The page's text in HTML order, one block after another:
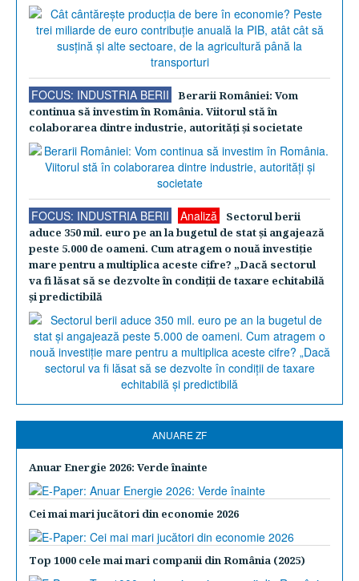
FOCUS: INDUSTRIA BERII
Berarii României: Vom
continua să investim în România. Viitorul stă în
colaborarea dintre industrie, autorităţi şi societate
FOCUS: INDUSTRIA BERII Analiză
Sectorul berii
aduce 350 mil. euro pe an la bugetul de stat şi angajează
peste 5.000 de oameni. Cum atragem o nouă investiţie
mare pentru a multiplica aceste cifre? „Dacă sectorul
va fi lăsat să se dezvolte în condiţii de taxare echitabilă
şi predictibilă
ANUARE ZF
Anuar Energie 2026: Verde înainte
Cei mai mari jucători din economie 2026
Top 1000 cele mai mari companii din România (2025)